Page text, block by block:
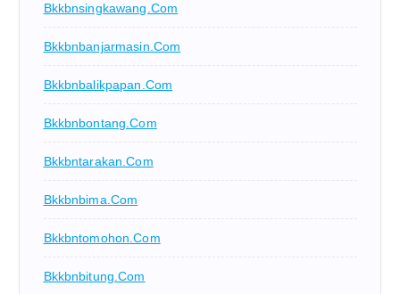
Bkkbnsingkawang.com
Bkkbnbanjarmasin.com
Bkkbnbalikpapan.com
Bkkbnbontang.com
Bkkbntarakan.com
Bkkbnbima.com
Bkkbntomohon.com
Bkkbnbitung.com